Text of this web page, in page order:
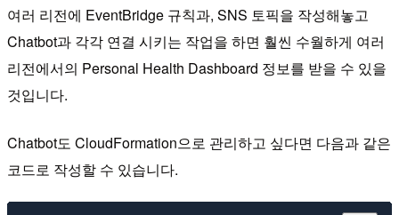
여러 리전에 EventBridge 규칙과, SNS 토픽을 작성해놓고
Chatbot과 각각 연결 시키는 작업을 하면 훨씬 수월하게 여러
리전에서의 Personal Health Dashboard 정보를 받을 수 있을
것입니다.
Chatbot도 CloudFormation으로 관리하고 싶다면 다음과 같은
코드로 작성할 수 있습니다.